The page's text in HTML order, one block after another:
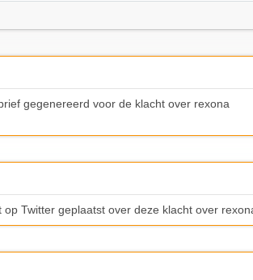
gegenereerd voor de klacht over rexona
op Twitter geplaatst over deze klacht over